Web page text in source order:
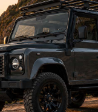
esclusi)
E